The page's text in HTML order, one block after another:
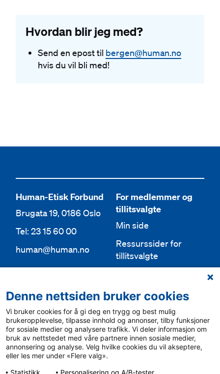
Hvordan blir jeg med?
Send en epost til bergen@human.no
hvis du vil bli med!
Human-Etisk Forbund
Brugata 19, 0186 Oslo
Tel: 23 15 60 00
human@human.no
Aktuelt
For media
Ledige stillinger
English
For medlemmer og
tillitsvalgte
Min side
Ressurssider for
tillitsvalgte
Bli medlem
Bli frivillig
Personvern & cookies
Denne nettsiden bruker cookies
Vi bruker cookies for å gi deg en trygg og best mulig
brukeropplevelse, tilpasse innhold og annonser, tilby funksjoner
for sosiale medier og analysere trafikk. Vi deler informasjon om
bruk av nettstedet med våre partnere innen sosiale medier,
annonsering og analyse. Velg hvilke cookies du vil akseptere,
eller les mer under «Flere valg».
Statistikk
Personalisering og A/B-tester